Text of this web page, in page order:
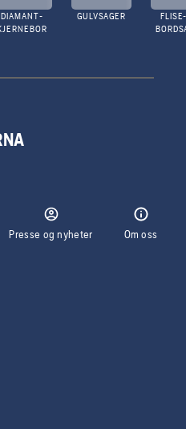
DIAMANT-
GULVSAGER
Presse og nyheter Om oss